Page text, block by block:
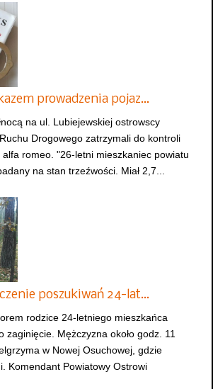
prowadzenia pojaz…
na ul. Lubiejewskiej ostrowscy
Drogowego zatrzymali do kontroli
romeo. "26-letni mieszkaniec powiatu
na stan trzeźwości. Miał 2,7...
poszukiwań 24-lat…
rodzice 24-letniego mieszkańca
zaginięcie. Mężczyzna około godz. 11
w Nowej Osuchowej, gdzie
Komendant Powiatowy Ostrowi